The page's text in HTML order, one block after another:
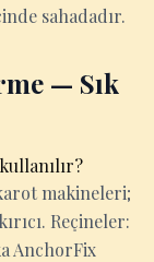
sahadadır.
— Sık
makineleri;
Reçineler:
AnchorFix